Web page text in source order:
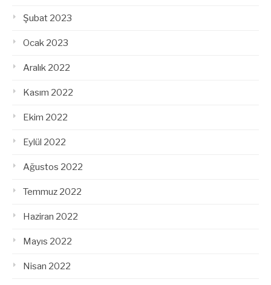
Şubat 2023
Ocak 2023
Aralık 2022
Kasım 2022
Ekim 2022
Eylül 2022
Ağustos 2022
Temmuz 2022
Haziran 2022
Mayıs 2022
Nisan 2022